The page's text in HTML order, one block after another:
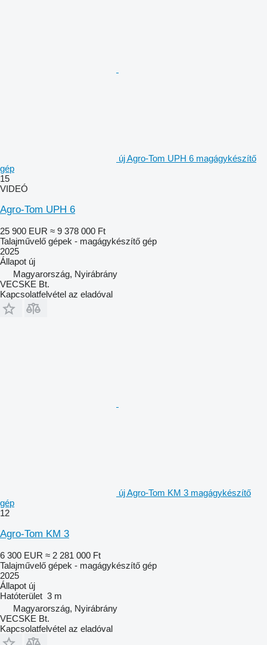
új Agro-Tom UPH 6 magágykészítő
gép
15
VIDEÓ
Agro-Tom UPH 6
25 900 EUR ≈ 9 378 000 Ft
Talajművelő gépek - magágykészítő gép
2025
Állapot új
Magyarország, Nyirábrány
VECSKE Bt.
Kapcsolatfelvétel az eladóval
új Agro-Tom KM 3 magágykészítő
gép
12
Agro-Tom KM 3
6 300 EUR ≈ 2 281 000 Ft
Talajművelő gépek - magágykészítő gép
2025
Állapot új
Hatóterület 3 m
Magyarország, Nyirábrány
VECSKE Bt.
Kapcsolatfelvétel az eladóval